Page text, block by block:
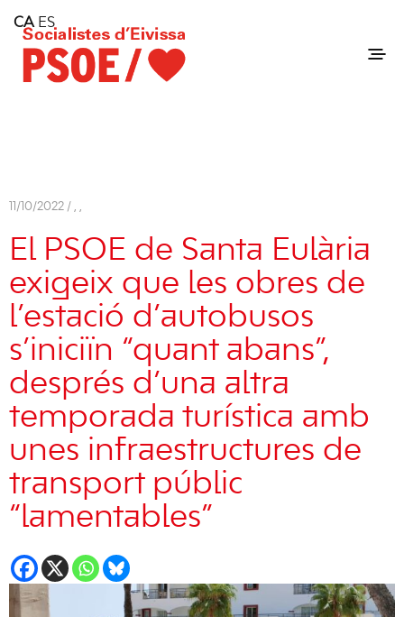
Consell Insular d'Eivissa
Services
Contact
11/10/2022 / , ,
El PSOE de Santa Eulària
exigeix ​​que les obres de
l’estació d’autobusos
s’iniciïn “quant abans”,
després d’una altra
temporada turística amb
unes infraestructures de
transport públic
“lamentables”
CA ES